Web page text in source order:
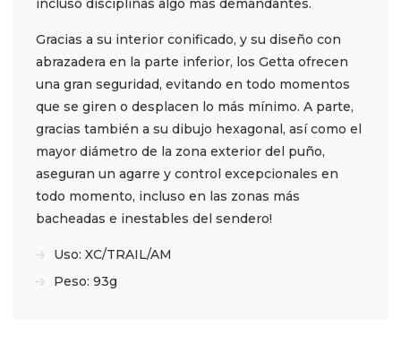
incluso disciplinas algo más demandantes.
Gracias a su interior conificado, y su diseño con
abrazadera en la parte inferior, los Getta ofrecen
una gran seguridad, evitando en todo momentos
que se giren o desplacen lo más mínimo. A parte,
gracias también a su dibujo hexagonal, así como el
mayor diámetro de la zona exterior del puño,
aseguran un agarre y control excepcionales en
todo momento, incluso en las zonas más
bacheadas e inestables del sendero!
Uso: XC/TRAIL/AM
Peso: 93g